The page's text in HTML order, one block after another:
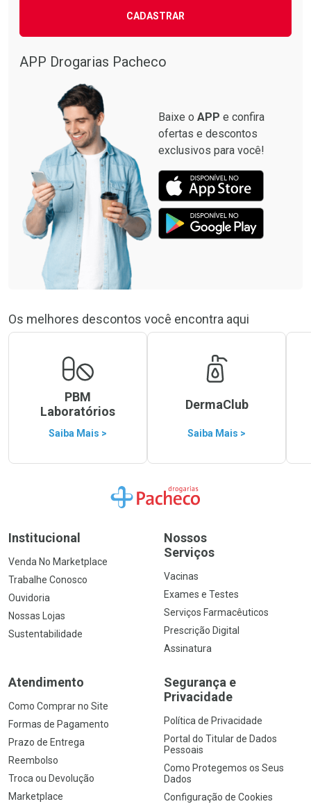
CADASTRAR
APP Drogarias Pacheco
Baixe o APP e confira
ofertas e descontos
exclusivos para você!
Os melhores descontos você encontra aqui
PBM
Laboratórios
Saiba Mais >
DermaClub
Saiba Mais >
Ir para a Home
Institucional
Venda No Marketplace
Trabalhe Conosco
Ouvidoria
Nossas Lojas
Sustentabilidade
Nossos
Serviços
Vacinas
Exames e Testes
Serviços Farmacêuticos
Prescrição Digital
Assinatura
Atendimento
Como Comprar no Site
Formas de Pagamento
Prazo de Entrega
Reembolso
Troca ou Devolução
Marketplace
Segurança e
Privacidade
Política de Privacidade
Portal do Titular de Dados
Pessoais
Como Protegemos os Seus
Dados
Configuração de Cookies